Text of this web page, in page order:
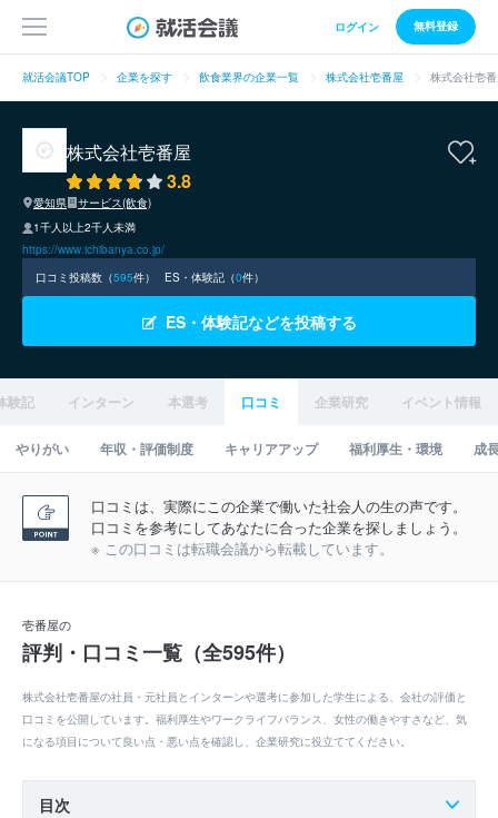
ログイン 無料登録
就活会議TOP 企業を探す 飲食業界の企業一覧 株式会社壱番屋 株式会社壱
株式会社壱番屋
3.8
愛知県
サービス(飲食)
1千人以上2千人未満
https://www.ichibanya.co.jp/
口コミ投稿数（595件） ES・体験記（0件）
ES・体験記などを投稿する
験記 インターン 本選考 口コミ 企業研究 イベント情報
やりがい 年収・評価制度 キャリアアップ 福利厚生・環境 成
口コミは、実際にこの企業で働いた社会人の生の声です。
口コミを参考にしてあなたに合った企業を探しましょう。
※ この口コミは転職会議から転載しています。
壱番屋の
評判・口コミ一覧（全595件）
株式会社壱番屋の社員・元社員とインターンや選考に参加した学生による、会社の評価と
口コミを公開しています。福利厚生やワークライフバランス、女性の働きやすさなど、気
になる項目について良い点・悪い点を確認し、企業研究に役立ててください。
目次